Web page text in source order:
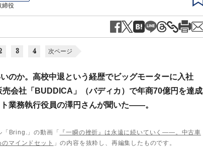
締役
3 4 次ページ
のか。高校中退という経歴でビッグモーターに入社
会社「BUDDICA」（バディカ）で年商70億円を達成
業務執行役員の澤円さんが聞いた――。
Bring.」の動画「
『一瞬の挫折』は永遠に続いていく――。中古車
マインドセット 」の内容を抜粋し、再編集したものです。